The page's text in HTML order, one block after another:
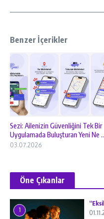
Benzer İçerikler
Sezi: Ailenizin Güvenliğini Tek Bir
Uygulamada Buluşturan Yeni Ne
03.07.2026
Öne Çıkanlar
1